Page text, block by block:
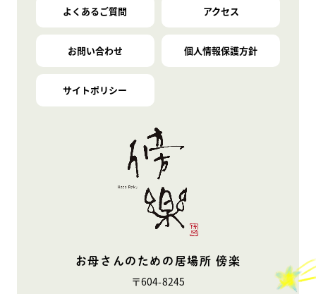
お母さんのための居場所 傍楽
〒604-8245
よくあるご質問 アクセス
お問い合わせ 個人情報保護方針
サイトポリシー